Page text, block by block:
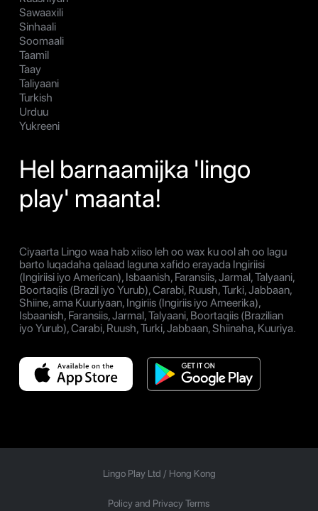
Sawaaxili
Sinhaali
Soomaali
Taamil
Taay
Taliyaani
Turkish
Urduu
Yukreeni
Hel barnaamijka 'lingo
play' maanta!
Ciyaarta Lingo waa hab xiiso leh oo wax ku ool ah oo lagu
barto luqadaha qalaad laguna xafido erayada Ingiriisi
(Ingiriisi iyo American), Isbaanish, Faransiis, Jarmal, Talyaani,
Boortaqiis (Brazil iyo Yurub), Carabi, Ruush, Turki, Jabbaan,
Shiine, ama Kuuriyaan, Ingiriis (Ingiriis iyo Ameerika),
Isbaanish, Faransiis, Jarmal, Talyaani, Boortaqiis (Brazilian
iyo Yurub), Carabi, Ruush, Turki, Jabbaan, Shiinaha, Kuuriya.
Lingo Play Ltd / Hong Kong
Policy and Privacy Terms